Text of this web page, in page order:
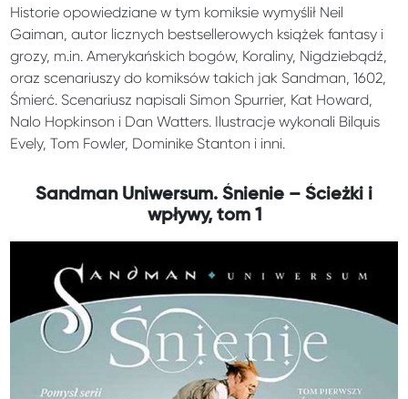
Historie opowiedziane w tym komiksie wymyślił Neil
Gaiman, autor licznych bestsellerowych książek fantasy i
grozy, m.in. Amerykańskich bogów, Koraliny, Nigdziebądź,
oraz scenariuszy do komiksów takich jak Sandman, 1602,
Śmierć. Scenariusz napisali Simon Spurrier, Kat Howard,
Nalo Hopkinson i Dan Watters. Ilustracje wykonali Bilquis
Evely, Tom Fowler, Dominike Stanton i inni.
Sandman Uniwersum. Śnienie – Ścieżki i
wpływy, tom 1